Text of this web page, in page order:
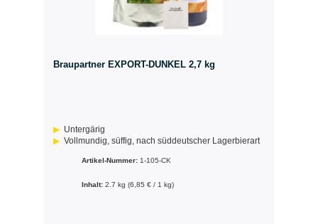
Braupartner EXPORT-DUNKEL 2,7 kg
Untergärig
Vollmundig, süffig, nach süddeutscher Lagerbierart
Artikel-Nummer: 1-105-CK
Inhalt: 2.7 kg (6,85 € / 1 kg)